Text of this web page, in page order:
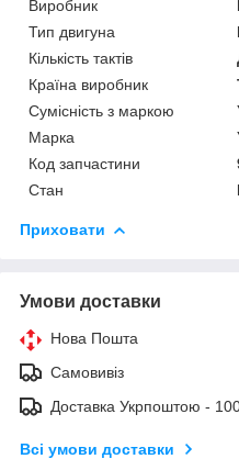
Виробник
Тип двигуна
Кількість тактів
Країна виробник
Сумісність з маркою
Марка
Код запчастини
Стан
Приховати
Умови доставки
Нова Пошта
Самовивіз
Доставка Укрпоштою -
Всі умови доставки